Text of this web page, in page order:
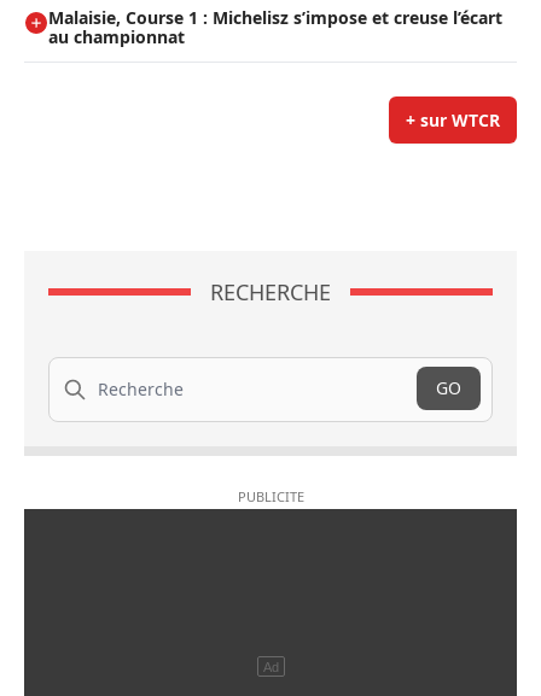
Malaisie, Course 1 : Michelisz s’impose et creuse l’écart
au championnat
+ sur WTCR
RECHERCHE
Recherche
GO